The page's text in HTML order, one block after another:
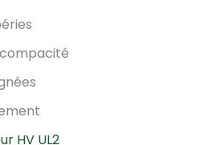
HV UL2